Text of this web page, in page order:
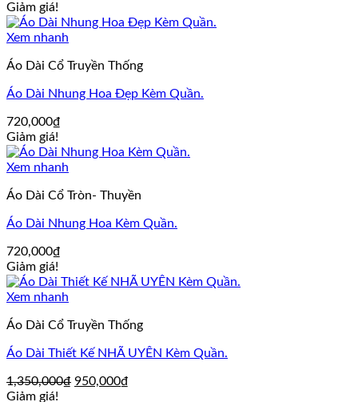
Giảm giá!
Xem nhanh
Áo Dài Cổ Truyền Thống
Áo Dài Nhung Hoa Đẹp Kèm Quần.
720,000₫
Giảm giá!
Xem nhanh
Áo Dài Cổ Tròn- Thuyền
Áo Dài Nhung Hoa Kèm Quần.
720,000₫
Giảm giá!
Xem nhanh
Áo Dài Cổ Truyền Thống
Áo Dài Thiết Kế NHÃ UYÊN Kèm Quần.
1,350,000₫ Giá
950,000₫
Giảm giá!